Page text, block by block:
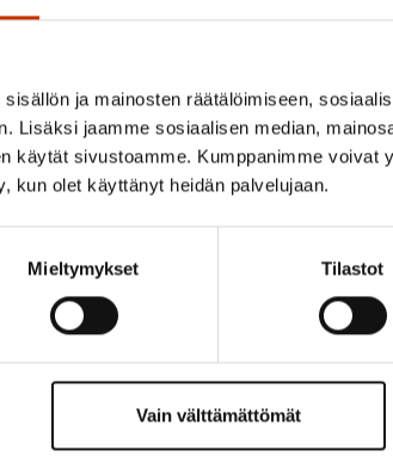
ja mainosten räätälöimiseen,
Lisäksi jaamme sosiaalisen median,
käytät sivustoamme. Kumppanimme voivat
kun olet käyttänyt heidän palvelujaan.
Mieltymykset Tilastot
Vain välttämättömät
mainittiin valmisteilla oleva
viranomaiskäsittelyyn.
maakuntakaavojen
keskuksilta kunnille. Myös ELY-
(huom. ei raportissa mainittu
maakuntauudistuksesta, että
olisi osin perusteltua.
jälkivalvontatehtäviä voisi tiivistää.
myös yleisen edun